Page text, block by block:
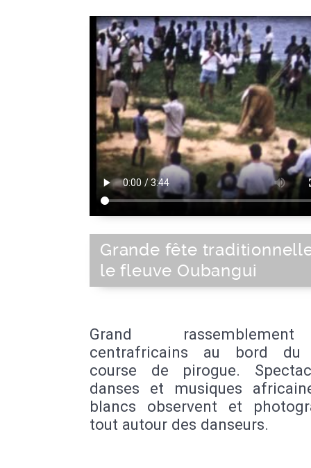
Grande fête
le fleuve Oubangui
Grand
centrafricains au bord du
course de pirogue.
danses et musiques
blancs observent et
tout autour des danseurs.